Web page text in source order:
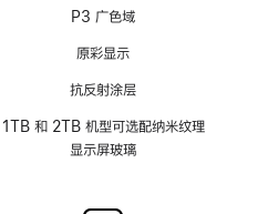
P3 广色域
原彩显示
抗反射涂层
1TB 和 2TB 机型可选配纳米纹理
显示屏玻璃